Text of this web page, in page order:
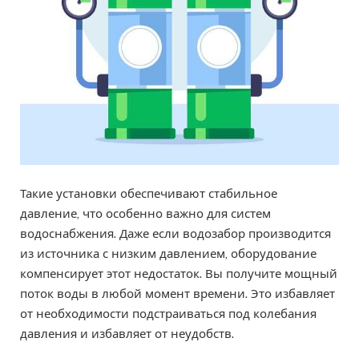
Такие установки обеспечивают стабильное
давление, что особенно важно для систем
водоснабжения. Даже если водозабор производится
из источника с низким давлением, оборудование
компенсирует этот недостаток. Вы получите мощный
поток воды в любой момент времени. Это избавляет
от необходимости подстраиваться под колебания
давления и избавляет от неудобств.